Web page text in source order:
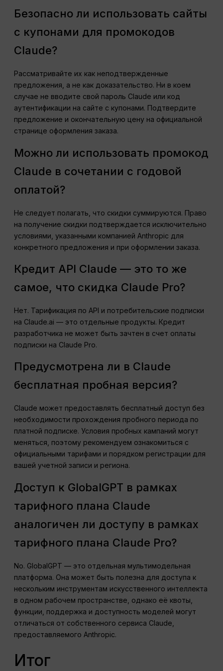
Безопасно ли использовать сайты
с купонами для промокодов
Claude?
Рассматривайте их как неподтвержденные
предложения, а не как доказательство. Ни в коем
случае не вводите свой пароль Claude или код
аутентификации на сайте с купонами. Подтвердите
предложение и окончательную цену на официальной
странице оформления заказа.
Можно ли использовать промокод
Claude в сочетании с годовой
оплатой?
Не следует полагать, что скидки суммируются. Право
на получение скидки подтверждается исключительно
условиями, указанными компанией Anthropic для
конкретного предложения и при оформлении заказа.
Кредит API Claude — это то же
самое, что скидка Claude Pro?
Нет. Тарификация по API и потребительские подписки
на Claude.ai — это отдельные продукты. Кредит
разработчика не может быть зачтен в счет оплаты
подписки на Claude Pro.
Предусмотрена ли в Claude
бесплатная пробная версия?
Claude может предоставлять бесплатный доступ без
необходимости прохождения пробного периода по
платной подписке. Условия пробных кампаний могут
меняться, поэтому рекомендуем ознакомиться с
официальными тарифами и порядком регистрации для
вашей учетной записи и региона.
Доступ к GlobalGPT в рамках
тарифного плана Claude
аналогичен ли доступу в рамках
тарифного плана Claude Pro?
No. GlobalGPT — это отдельная мультимодельная
платформа. Она может быть полезна для доступа к
нескольким инструментам искусственного интеллекта
в одном рабочем пространстве, однако её квоты,
функции, поддержка и доступность моделей могут
отличаться от собственного сервиса Claude,
предоставляемого Anthropic.
Итог